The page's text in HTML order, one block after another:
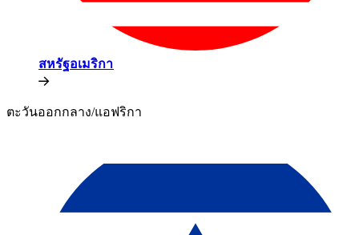
สหรัฐอเมริกา​​
ตะวันออกกลาง/แอฟริกา​​